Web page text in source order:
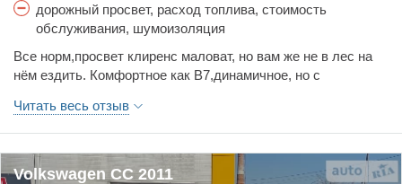
дорожный просвет, расход топлива, стоимость
обслуживания, шумоизоляция
Все норм,просвет клиренс маловат, но вам же не в лес на
нём ездить. Комфортное как В7,динамичное, но с
Читать весь отзыв
Volkswagen CC 2011